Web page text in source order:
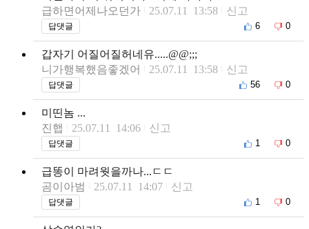
급하면어제나오던가
25.07.11 13:58 신고
답댓글 6 0
갑자기 어질어질허네유.....@@;;;
니가행복했음좋겠어
25.07.11 13:58 신고
답댓글 56 0
미띤놈 ...
진햅
25.07.11 14:06 신고
답댓글 1 0
급똥이 마려웟을까나...ㄷㄷ
곰이아범
25.07.11 14:07 신고
답댓글 1 0